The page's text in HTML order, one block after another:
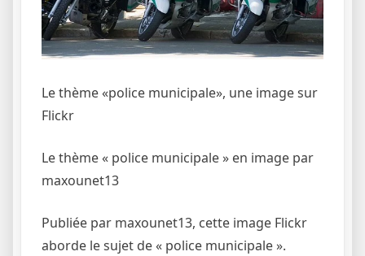
Le thème «police municipale», une image sur
Flickr
Le thème « police municipale » en image par
maxounet13
Publiée par maxounet13, cette image Flickr
aborde le sujet de « police municipale ».